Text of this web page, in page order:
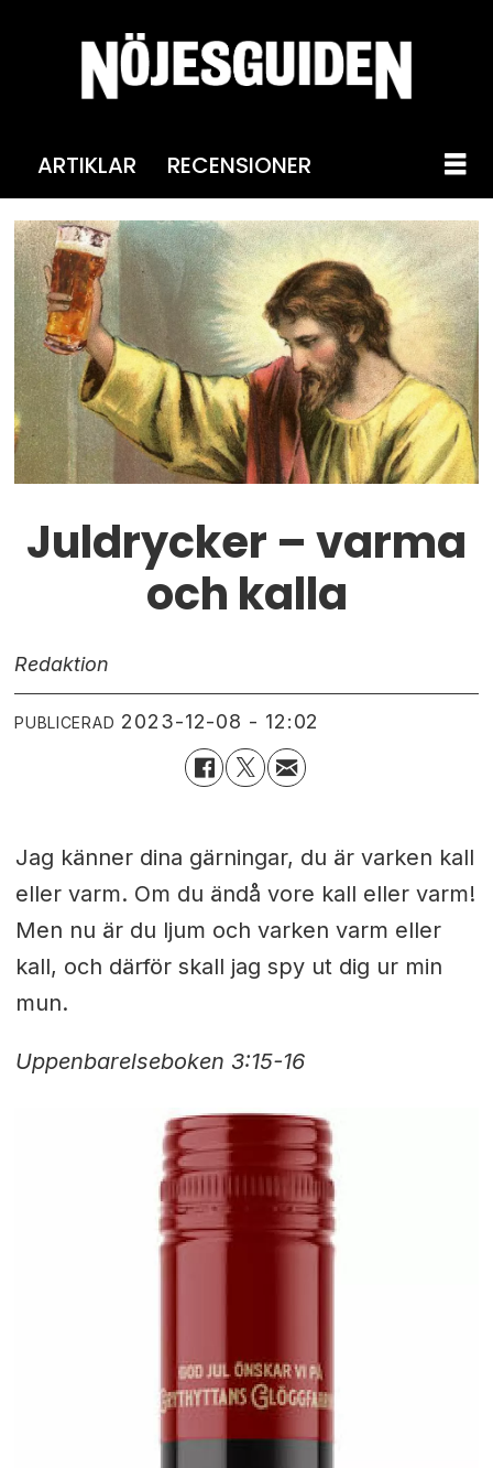
ARTIKLAR RECENSIONER
Juldrycker – varma
och kalla
Redaktion
PUBLICERAD 2023-12-08 - 12:02
Jag känner dina gärningar, du är varken kall
eller varm. Om du ändå vore kall eller varm!
Men nu är du ljum och varken varm eller
kall, och därför skall jag spy ut dig ur min
mun.
Uppenbarelseboken 3:15-16